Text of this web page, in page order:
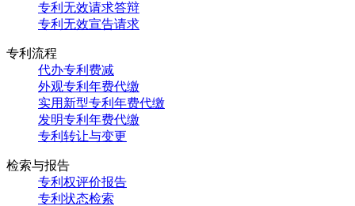
专利无效请求答辩
专利无效宣告请求
专利流程
代办专利费减
外观专利年费代缴
实用新型专利年费代缴
发明专利年费代缴
专利转让与变更
检索与报告
专利权评价报告
专利状态检索